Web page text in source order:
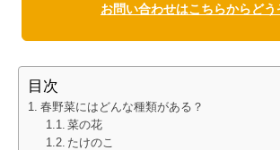
お問い合わせはこちらからどう
目次
春野菜にはどんな種類がある？
菜の花
たけのこ